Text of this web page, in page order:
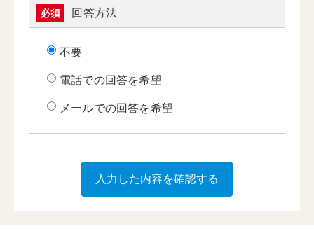
必須 回答方法
不要
電話での回答を希望
メールでの回答を希望